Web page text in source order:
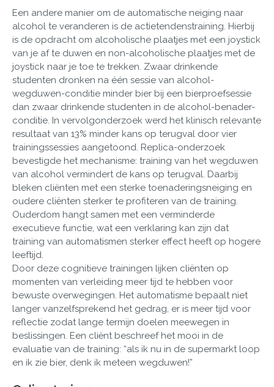
Een andere manier om de automatische neiging naar
alcohol te veranderen is de actietendenstraining. Hierbij
is de opdracht om alcoholische plaatjes met een joystick
van je af te duwen en non-alcoholische plaatjes met de
joystick naar je toe te trekken. Zwaar drinkende
studenten dronken na één sessie van alcohol-
wegduwen-conditie minder bier bij een bierproefsessie
dan zwaar drinkende studenten in de alcohol-benader-
conditie. In vervolgonderzoek werd het klinisch relevante
resultaat van 13% minder kans op terugval door vier
trainingssessies aangetoond. Replica-onderzoek
bevestigde het mechanisme: training van het wegduwen
van alcohol vermindert de kans op terugval. Daarbij
bleken cliënten met een sterke toenaderingsneiging en
oudere cliënten sterker te profiteren van de training.
Ouderdom hangt samen met een verminderde
executieve functie, wat een verklaring kan zijn dat
training van automatismen sterker effect heeft op hogere
leeftijd.
Door deze cognitieve trainingen lijken cliënten op
momenten van verleiding meer tijd te hebben voor
bewuste overwegingen. Het automatisme bepaalt niet
langer vanzelfsprekend het gedrag, er is meer tijd voor
reflectie zodat lange termijn doelen meewegen in
beslissingen. Een cliënt beschreef het mooi in de
evaluatie van de training: “als ik nu in de supermarkt loop
en ik zie bier, denk ik meteen wegduwen!”